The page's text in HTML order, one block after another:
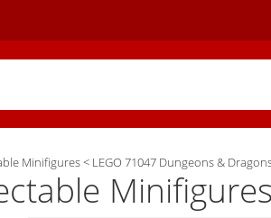
Minifigures< LEGO 71047 Dungeons &